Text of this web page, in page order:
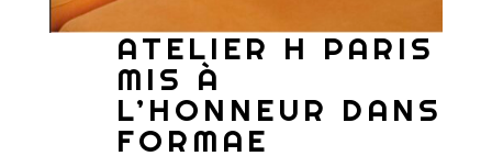
ATELIER H PARIS
MIS À
L’HONNEUR DANS
FORMAE